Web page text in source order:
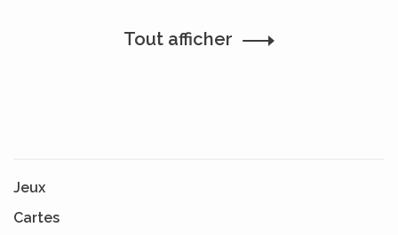
Tout afficher
Jeux
Cartes